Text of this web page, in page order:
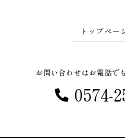
トップペー
お問い合わせはお電話で
0574-